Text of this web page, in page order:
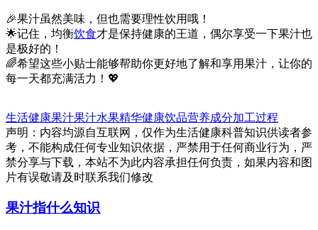
🎉果汁虽然美味，但也需要理性饮用哦！
🌟记住，均衡饮食才是保持健康的王道，偶尔享受一下果汁也
是极好的！
🌈希望这些小贴士能够帮助你更好地了解和享用果汁，让你的
每一天都充满活力！💖
生活健康果汁果汁水果精华健康饮品营养成分加工过程
声明：内容均源自互联网，仅作为生活健康科普知识供读者参
考，不能构成任何专业知识依据，严禁用于任何商业行为，严
禁分享与下载，本站不为此内容承担任何负责，如果内容和图
片有误敬请及时联系我们修改
果汁指什么知识